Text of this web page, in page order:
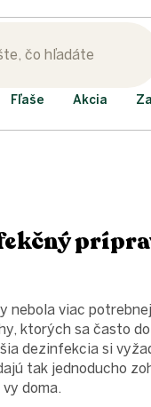
Fľaše Akcia
nebola viac
ktorých sa často
dezinfekcia si
tak jednoducho
doma.